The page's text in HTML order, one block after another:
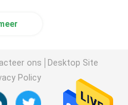
ons
Desktop Site
Policy